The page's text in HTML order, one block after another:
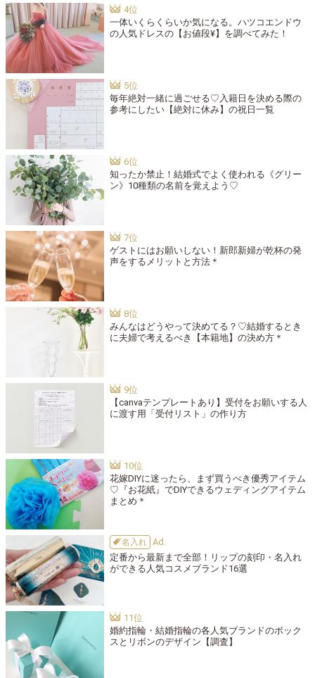
一体いくらくらいか気になる。ハツコエンドウ
の人気ドレスの【お値段¥】を調べてみた！
毎年絶対一緒に過ごせる♡入籍日を決める際の
参考にしたい【絶対に休み】の祝日一覧
知ったか禁止！結婚式でよく使われる《グリー
ン》10種類の名前を覚えよう♡
ゲストにはお願いしない！新郎新婦が乾杯の発
声をするメリットと方法＊
みんなはどうやって決めてる？♡結婚するとき
に夫婦で考えるべき【本籍地】の決め方＊
【canvaテンプレートあり】受付をお願いする人
に渡す用「受付リスト」の作り方
花嫁DIYに迷ったら、まず買うべき優秀アイテム
♡『お花紙』でDIYできるウェディングアイテム
まとめ＊
名入れ
定番から最新まで全部！リップの刻印・名入れ
ができる人気コスメブランド16選
婚約指輪・結婚指輪の各人気ブランドのボック
スとリボンのデザイン【調査】